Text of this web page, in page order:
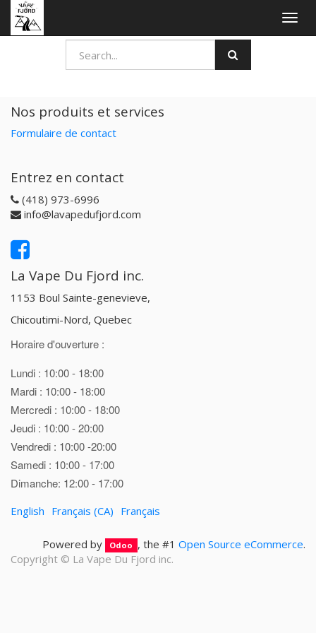
Nos produits et services
Formulaire de contact
Entrez en contact
(418) 973-6996
info@lavapedufjord.com
La Vape Du Fjord inc.
1153 Boul Sainte-genevieve,
Chicoutimi-Nord, Quebec
Horaire d'ouverture :
Lundi : 10:00 - 18:00
Mardi : 10:00 - 18:00
Mercredi : 10:00 - 18:00
Jeudi : 10:00 - 20:00
Vendredi : 10:00 -20:00
Samedi : 10:00 - 17:00
Dimanche: 12:00 - 17:00
English Français (CA) Français
Powered by Odoo , the #1 Open Source eCommerce.
Copyright © La Vape Du Fjord inc.